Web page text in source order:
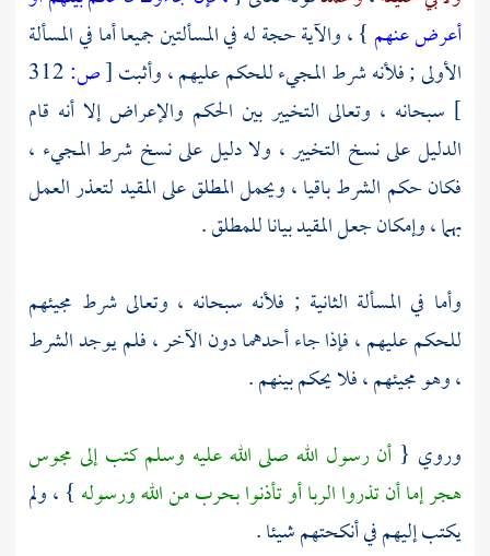
أعرض عنهم } ، والآية حجة له في المسألتين جميعا أما في المسألة
الأولى ; فلأنه شرط المجيء للحكم عليهم ، وأثبت[ص:312
] سبحانه ، وتعالى التخيير بين الحكم والإعراض إلا أنه قام
الدليل على نسخ التخيير ، ولا دليل على نسخ شرط المجيء ،
فكان حكم الشرط باقيا ، ويحمل المطلق على المقيد لتعذر العمل
بهما ، وإمكان جعل المقيد بيانا للمطلق .
وأما في المسألة الثانية ; فلأنه سبحانه ، وتعالى شرط مجيئهم
للحكم عليهم ، فإذا جاء أحدهما دون الآخر ، فلم يوجد الشرط
، وهو مجيئهم ، فلا يحكم بينهم .
وروي { أن رسول الله صلى الله عليه وسلم كتب إلى مجوس
هجرإما أن تذروا الربا أو تأذنوا بحرب من الله ورسوله } ، ولم
يكتب إليهم في أنكحتهم شيئا .